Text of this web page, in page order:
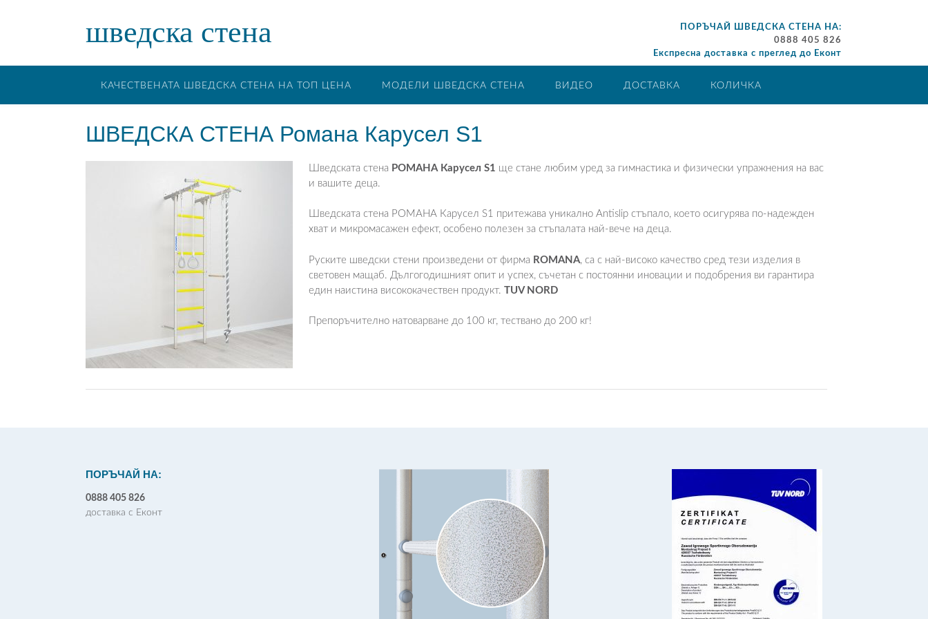
шведска стена
ПОРЪЧАЙ ШВЕДСКА СТЕНА НА:
0888 405 826
Експресна доставка с преглед до Еконт
КАЧЕСТВЕНАТА ШВЕДСКА СТЕНА НА ТОП ЦЕНА МОДЕЛИ ШВЕДСКА СТЕНА ВИДЕО ДОСТАВКА КОЛИЧКА
ШВЕДСКА СТЕНА Романа Карусел S1
Шведската стена РОМАНА Карусел S1 ще стане любим уред за гимнастика и физически упражнения на вас
и вашите деца.
Шведската стена РОМАНА Карусел S1 притежава уникално Antislip стъпало, което осигурява по-надежден
хват и микромасажен ефект, особено полезен за стъпалата най-вече на деца.
Руските шведски стени произведени от фирма ROMANA, са с най-високо качество сред тези изделия в
световен мащаб. Дългогодишният опит и успех, съчетан с постоянни иновации и подобрения ви гарантира
един наистина висококачествен продукт. TUV NORD
Препоръчително натоварване до 100 кг, тествано до 200 кг!
ПОРЪЧАЙ НА:
0888 405 826
доставка с Еконт